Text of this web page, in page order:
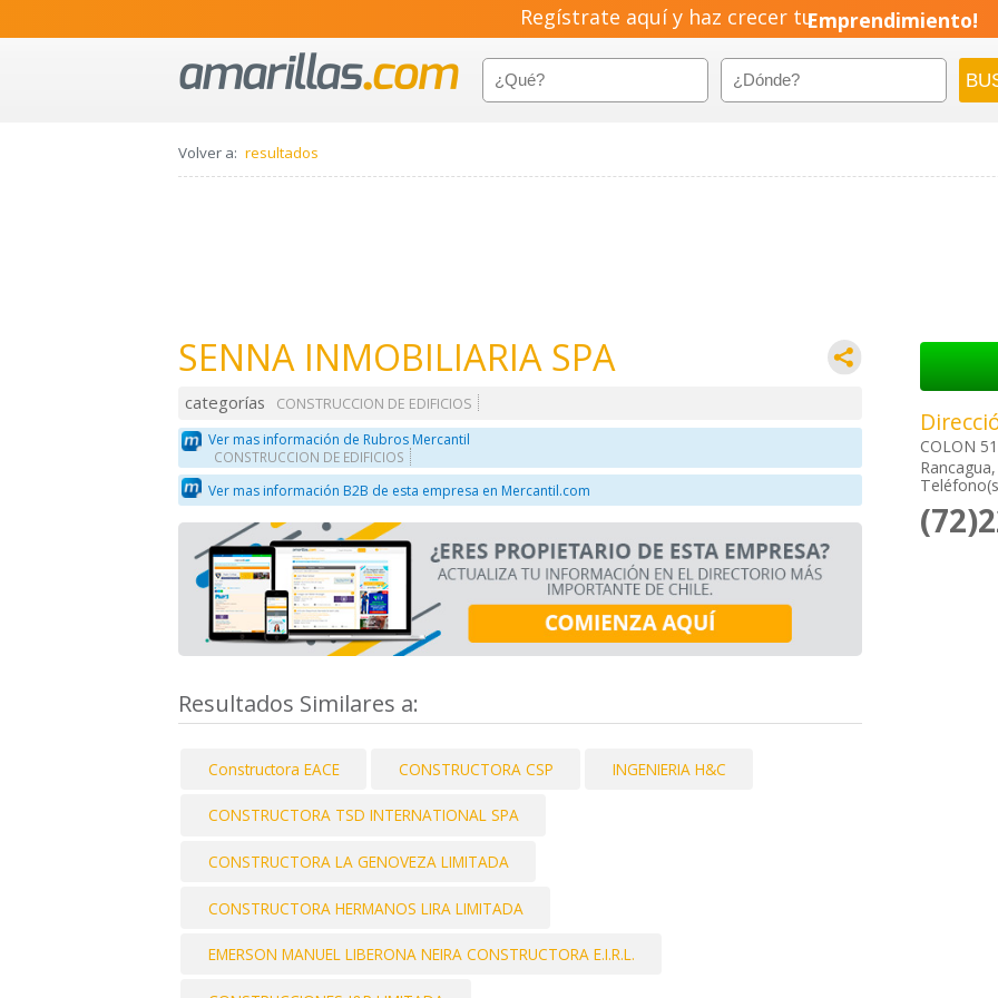
Regístrate aquí y haz crecer tuEmprendimiento!
Volver a: resultados
SENNA INMOBILIARIA SPA
categorías
CONSTRUCCION DE EDIFICIOS
Ver mas información de Rubros Mercantil
CONSTRUCCION DE EDIFICIOS
Ver mas información B2B de esta empresa en Mercantil.com
Resultados Similares a:
Constructora EACE CONSTRUCTORA CSP INGENIERIA H&C
CONSTRUCTORA TSD INTERNATIONAL SPA
CONSTRUCTORA LA GENOVEZA LIMITADA
CONSTRUCTORA HERMANOS LIRA LIMITADA
EMERSON MANUEL LIBERONA NEIRA CONSTRUCTORA E.I.R.L.
COLON